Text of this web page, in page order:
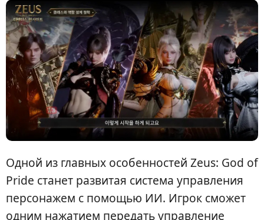
Одной из главных особенностей Zeus: God of
Pride станет развитая система управления
персонажем с помощью ИИ. Игрок сможет
одним нажатием передать управление